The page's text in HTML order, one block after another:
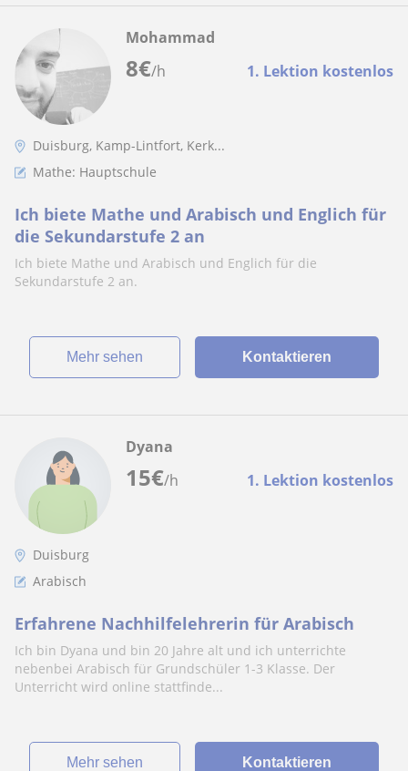
8€/h 1. Lektion kostenlos
Mohammad
Duisburg, Kamp-Lintfort, Kerk...
Mathe: Hauptschule
Ich biete Mathe und Arabisch und Englich für
die Sekundarstufe 2 an
Ich biete Mathe und Arabisch und Englich für die
Sekundarstufe 2 an.
Mehr sehen Kontaktieren
15€/h 1. Lektion kostenlos
Dyana
Duisburg
Arabisch
Erfahrene Nachhilfelehrerin für Arabisch
Ich bin Dyana und bin 20 Jahre alt und ich unterrichte
nebenbei Arabisch für Grundschüler 1-3 Klasse. Der
Unterricht wird online stattfinde...
Mehr sehen Kontaktieren